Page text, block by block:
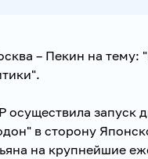
– Пекин на тему:
запуск
в сторону
на крупнейшие